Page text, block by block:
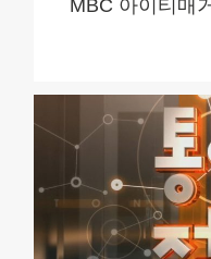
MBC 아이티매